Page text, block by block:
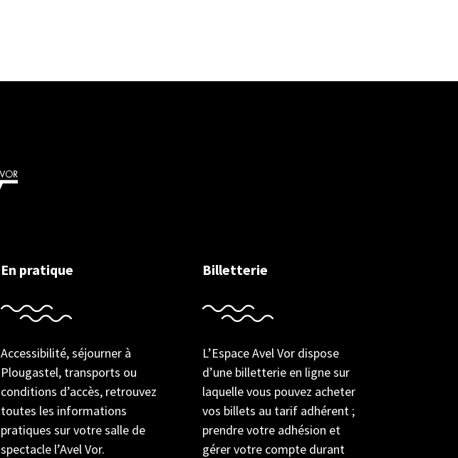
En pratique
Accessibilité, séjourner à
Plougastel, transports ou
conditions d’accès, retrouvez
toutes les informations
pratiques sur votre salle de
spectacle l’Avel Vor.
Billetterie
L’Espace Avel Vor dispose
d’une billetterie en ligne sur
laquelle vous pouvez acheter
vos billets au tarif adhérent ;
prendre votre adhésion et
gérer votre compte durant